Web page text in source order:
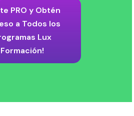
PRO y Obtén
a Todos los
Lux
Formación!